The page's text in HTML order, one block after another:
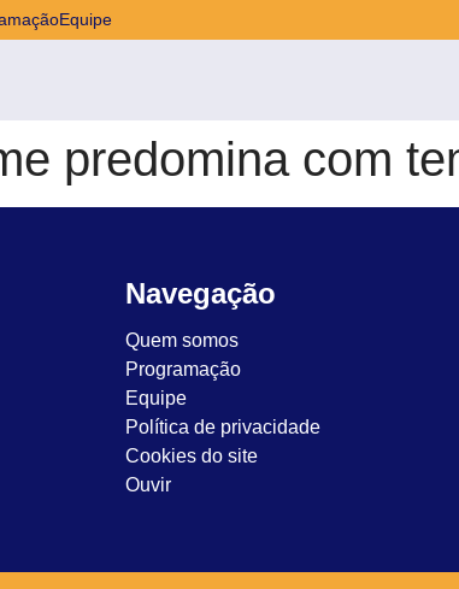
Equipe
predomina com
Navegação
Quem somos
Programação
Equipe
Política de privacidade
Cookies do site
Ouvir